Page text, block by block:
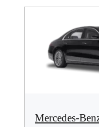
Mercedes-